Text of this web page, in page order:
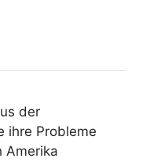
der
ihre Probleme
Amerika